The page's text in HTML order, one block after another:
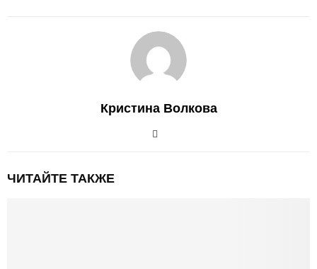
Кристина Волкова
ЧИТАЙТЕ ТАКЖЕ